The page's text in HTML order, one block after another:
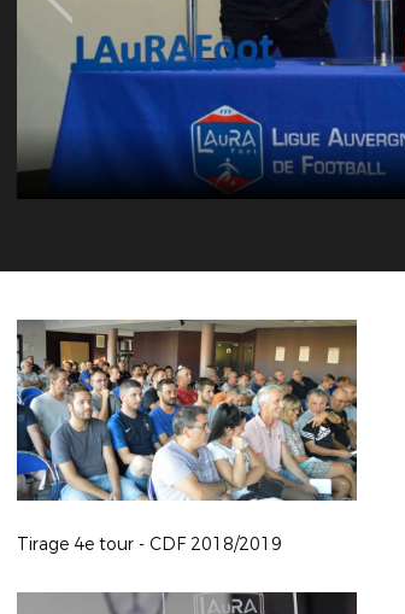
Tirage 4e tour - CDF 2018/2019